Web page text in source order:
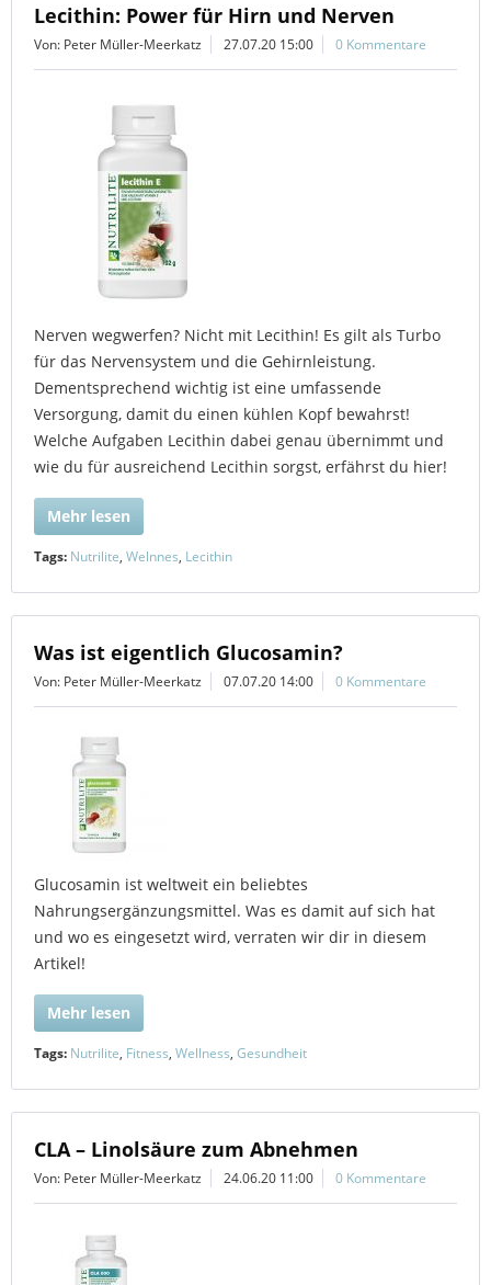
Lecithin: Power für Hirn und Nerven
Von: Peter Müller-Meerkatz 27.07.20 15:00 0 Kommentare
Nerven wegwerfen? Nicht mit Lecithin! Es gilt als Turbo
für das Nervensystem und die Gehirnleistung.
Dementsprechend wichtig ist eine umfassende
Versorgung, damit du einen kühlen Kopf bewahrst!
Welche Aufgaben Lecithin dabei genau übernimmt und
wie du für ausreichend Lecithin sorgst, erfährst du hier!
Mehr lesen
Tags: Nutrilite, Welnnes, Lecithin
Was ist eigentlich Glucosamin?
Von: Peter Müller-Meerkatz 07.07.20 14:00 0 Kommentare
Glucosamin ist weltweit ein beliebtes
Nahrungsergänzungsmittel. Was es damit auf sich hat
und wo es eingesetzt wird, verraten wir dir in diesem
Artikel!
Mehr lesen
Tags: Nutrilite, Fitness, Wellness, Gesundheit
CLA – Linolsäure zum Abnehmen
Von: Peter Müller-Meerkatz 24.06.20 11:00 0 Kommentare